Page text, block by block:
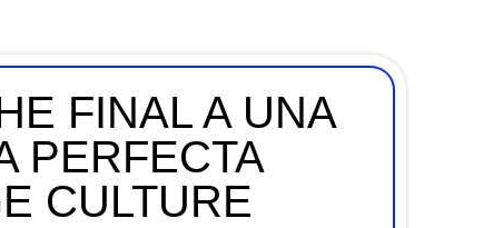
FINAL A UNA
PERFECTA
CULTURE